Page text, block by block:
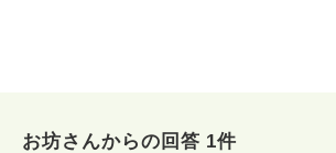
お坊さんからの回答 1件